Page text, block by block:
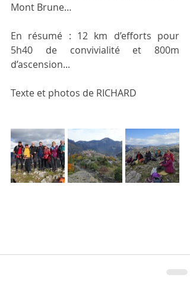
Mont Brune…
En résumé : 12 km d’efforts pour
5h40 de convivialité et 800m
d’ascension...
Texte et photos de RICHARD